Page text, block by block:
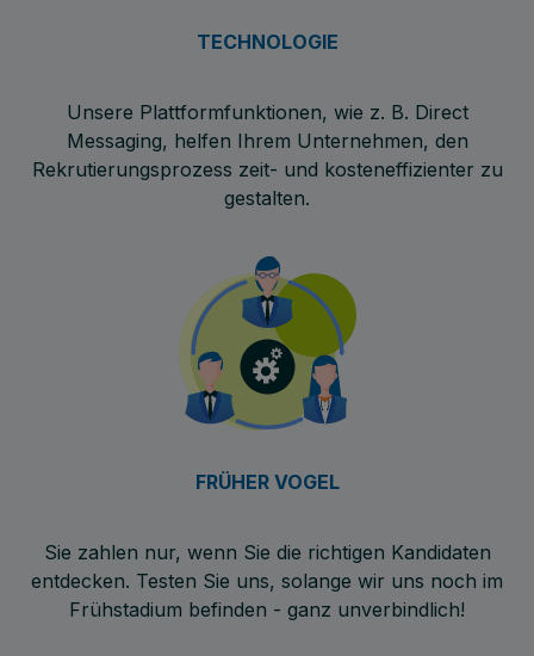
TECHNOLOGIE
Unsere Plattformfunktionen, wie z. B. Direct
Messaging, helfen Ihrem Unternehmen, den
Rekrutierungsprozess zeit- und kosteneffizienter zu
gestalten.
FRÜHER VOGEL
Sie zahlen nur, wenn Sie die richtigen Kandidaten
entdecken. Testen Sie uns, solange wir uns noch im
Frühstadium befinden - ganz unverbindlich!